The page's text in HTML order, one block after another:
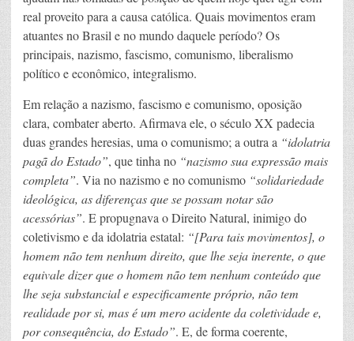
real proveito para a causa católica. Quais movimentos eram
atuantes no Brasil e no mundo daquele período? Os
principais, nazismo, fascismo, comunismo, liberalismo
político e econômico, integralismo.
Em relação a nazismo, fascismo e comunismo, oposição
clara, combater aberto. Afirmava ele, o século XX padecia
duas grandes heresias, uma o comunismo; a outra a “idolatria
pagã do Estado”, que tinha no “nazismo sua expressão mais
completa”. Via no nazismo e no comunismo “solidariedade
ideológica, as diferenças que se possam notar são
acessórias”. E propugnava o Direito Natural, inimigo do
coletivismo e da idolatria estatal: “[Para tais movimentos], o
homem não tem nenhum direito, que lhe seja inerente, o que
equivale dizer que o homem não tem nenhum conteúdo que
lhe seja substancial e especificamente próprio, não tem
realidade por si, mas é um mero acidente da coletividade e,
por consequência, do Estado”. E, de forma coerente,